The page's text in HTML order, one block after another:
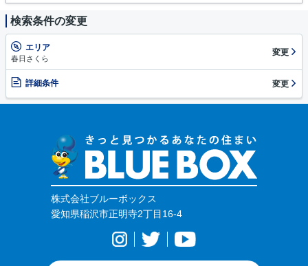
検索条件の変更
エリア
春日さくら
変更
詳細条件 変更
株式会社ブルーボックス
愛知県稲沢市正明寺2丁目16-4